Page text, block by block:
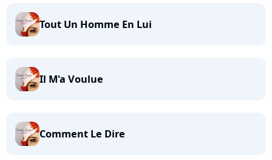
Tout Un Homme En Lui
Il M'a Voulue
Comment Le Dire